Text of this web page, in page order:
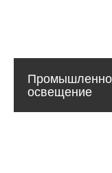
освещение